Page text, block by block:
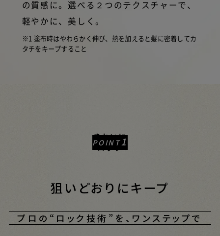
の質感に。選べる２つのテクスチャーで、
軽やかに、美しく。
※1 塗布時はやわらかく伸び、熱を加えると髪に密着してカ
タチをキープすること
POINT1
きれいに
ロック
狙いどおりにキープ
プロの“ロック技術”を、ワンステップで